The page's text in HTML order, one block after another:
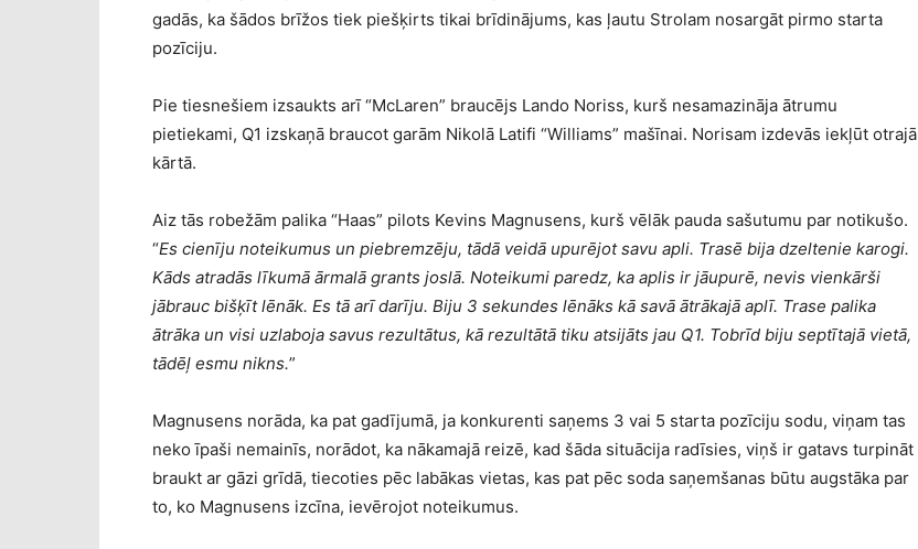
gadās, ka šādos brīžos tiek piešķirts tikai brīdinājums, kas ļautu Strolam nosargāt pirmo starta
pozīciju.
Pie tiesnešiem izsaukts arī “McLaren” braucējs Lando Noriss, kurš nesamazināja ātrumu
pietiekami, Q1 izskaņā braucot garām Nikolā Latifi “Williams” mašīnai. Norisam izdevās iekļūt otrajā
kārtā.
Aiz tās robežām palika “Haas” pilots Kevins Magnusens, kurš vēlāk pauda sašutumu par notikušo.
“Es cienīju noteikumus un piebremzēju, tādā veidā upurējot savu apli. Trasē bija dzeltenie karogi.
Kāds atradās līkumā ārmalā grants joslā. Noteikumi paredz, ka aplis ir jāupurē, nevis vienkārši
jābrauc bišķīt lēnāk. Es tā arī darīju. Biju 3 sekundes lēnāks kā savā ātrākajā aplī. Trase palika
ātrāka un visi uzlaboja savus rezultātus, kā rezultātā tiku atsijāts jau Q1. Tobrīd biju septītajā vietā,
tādēļ esmu nikns.”
Magnusens norāda, ka pat gadījumā, ja konkurenti saņems 3 vai 5 starta pozīciju sodu, viņam tas
neko īpaši nemainīs, norādot, ka nākamajā reizē, kad šāda situācija radīsies, viņš ir gatavs turpināt
braukt ar gāzi grīdā, tiecoties pēc labākas vietas, kas pat pēc soda saņemšanas būtu augstāka par
to, ko Magnusens izcīna, ievērojot noteikumus.